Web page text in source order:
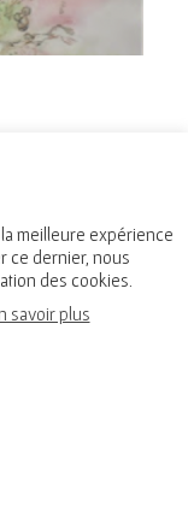
meilleure expérience
ce dernier, nous
des cookies.
savoir plus